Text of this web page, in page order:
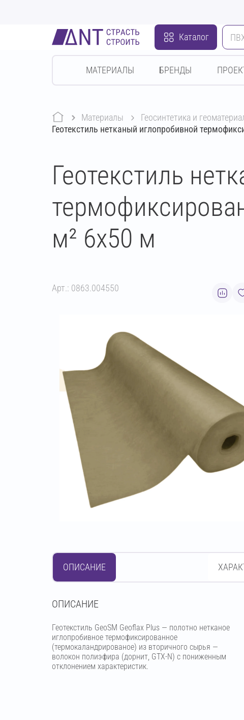
Каталог
МАТЕРИАЛЫ БРЕНДЫ
Материалы геосинтетика и
Геотекстиль нетканый иглопробивной
Геотекстиль
м² 6х50 м
Арт.: 0863.004550
ОПИСАНИЕ
OПИСАНИЕ
Геотекстиль GeoSM Geoflax Plus — полотно нетканое
иглопробивное термофиксированное
(термокаландрированое) из вторичного сырья —
волокон полиэфира (дорнит, GTX-N) с пониженным
отклонением характеристик.